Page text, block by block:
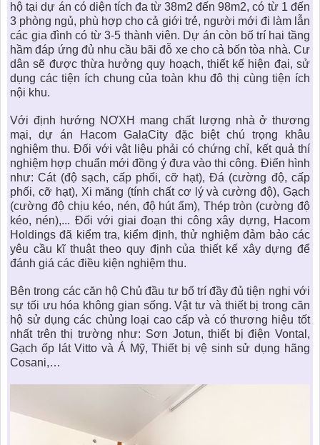
hộ tại dự án có diện tích đa từ 38m2 đến 98m2, có từ 1 đến
3 phòng ngủ, phù hợp cho cả giới trẻ, người mới đi làm lẫn
các gia đình có từ 3-5 thành viên. Dự án còn bố trí hai tầng
hầm đáp ứng đủ nhu cầu bãi đỗ xe cho cả bốn tòa nhà. Cư
dân sẽ được thừa hưởng quy hoạch, thiết kế hiện đại, sử
dụng các tiện ích chung của toàn khu đô thị cùng tiện ích
nội khu.
Với định hướng NƠXH mang chất lượng nhà ở thương
mại,dự án Hacom GalaCity đặc biệt chú trọng khâu
nghiệm thu. Đối với vật liệu phải có chứng chỉ, kết quả thí
nghiệm hợp chuẩn mới đồng ý đưa vào thi công. Điển hình
như: Cát (độ sạch, cấp phối, cỡ hạt), Đá (cường độ, cấp
phối, cỡ hạt), Xi măng (tính chất cơ lý và cường độ), Gạch
(cường độ chịu kéo, nén, độ hút ẩm), Thép tròn (cường độ
kéo, nén),... Đối với giai đoạn thi công xây dựng, Hacom
Holdings đã kiểm tra, kiểm định, thử nghiệm đảm bảo các
yêu cầu kĩ thuật theo quy định của thiết kế xây dựng để
đánh giá các điều kiện nghiệm thu.
Bên trong các căn hộChủ đầu tư bố trí đầy đủ tiện nghi với
sự tối ưu hóa không gian sống. Vật tư và thiết bị trong căn
hộ sử dụng các chủng loại cao cấp và có thương hiệu tốt
nhất trên thị trường như: Sơn Jotun, thiết bị điện Vontal,
Gạch ốp lát Vitto và Á Mỹ, Thiết bị vệ sinh sử dụng hãng
Cosani,…